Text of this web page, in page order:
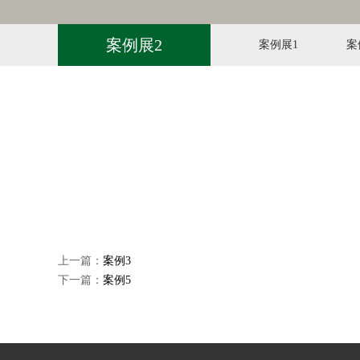
案例展2 案例展1 案
上一篇： 案例3
下一篇： 案例5